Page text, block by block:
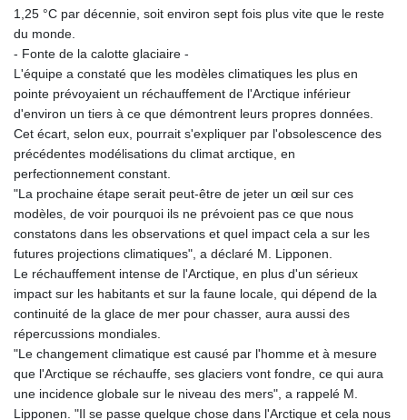
1,25 °C par décennie, soit environ sept fois plus vite que le reste
du monde.
- Fonte de la calotte glaciaire -
L'équipe a constaté que les modèles climatiques les plus en
pointe prévoyaient un réchauffement de l'Arctique inférieur
d'environ un tiers à ce que démontrent leurs propres données.
Cet écart, selon eux, pourrait s'expliquer par l'obsolescence des
précédentes modélisations du climat arctique, en
perfectionnement constant.
"La prochaine étape serait peut-être de jeter un œil sur ces
modèles, de voir pourquoi ils ne prévoient pas ce que nous
constatons dans les observations et quel impact cela a sur les
futures projections climatiques", a déclaré M. Lipponen.
Le réchauffement intense de l'Arctique, en plus d'un sérieux
impact sur les habitants et sur la faune locale, qui dépend de la
continuité de la glace de mer pour chasser, aura aussi des
répercussions mondiales.
"Le changement climatique est causé par l'homme et à mesure
que l'Arctique se réchauffe, ses glaciers vont fondre, ce qui aura
une incidence globale sur le niveau des mers", a rappelé M.
Lipponen. "Il se passe quelque chose dans l'Arctique et cela nous